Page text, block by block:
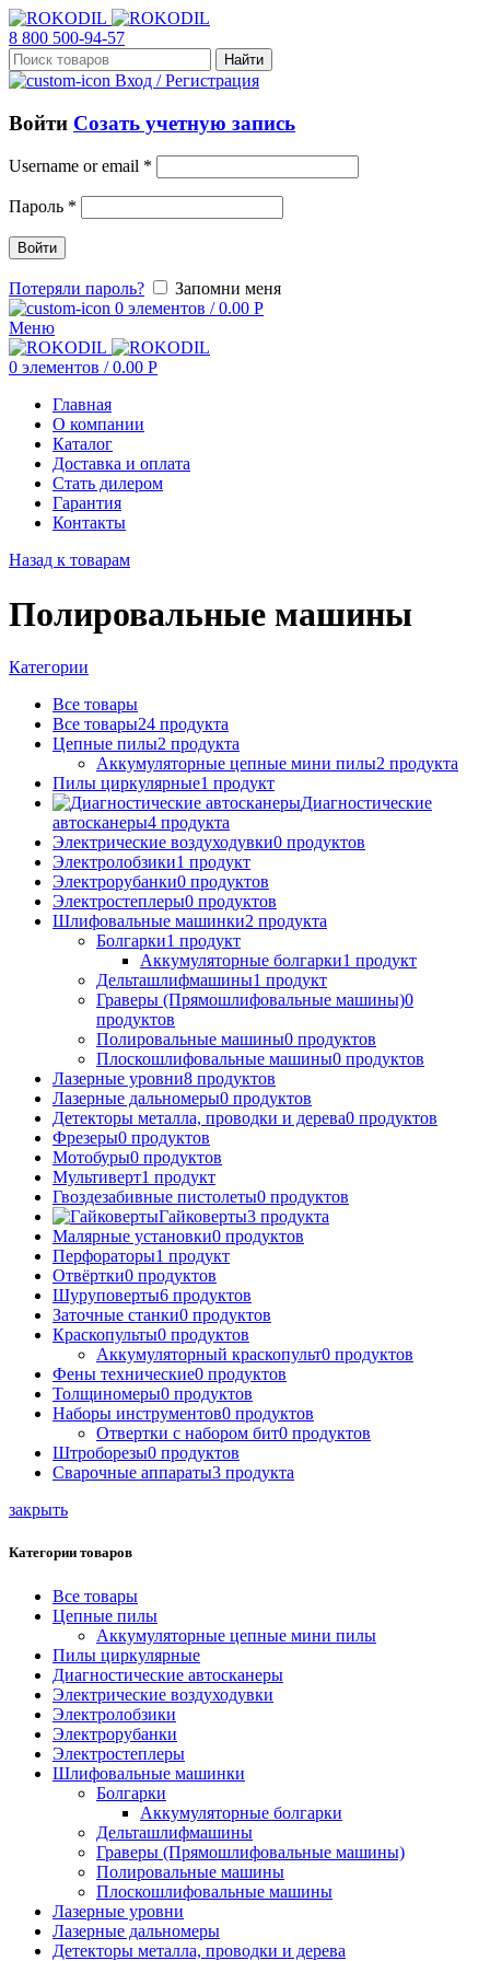
8 800 500-94-57
Найти
Вход / Регистрация
Войти Созать учетную запись
Username or email *
Пароль *
Войти
Потеряли пароль?
Запомни меня
0 элементов / 0.00 Р
Меню
0 элементов / 0.00 Р
Главная
О компании
Каталог
Доставка и оплата
Стать дилером
Гарантия
Контакты
Назад к товарам
Полировальные машины
Категории
Все товары
Все товары24 продукта
Цепные пилы2 продукта
Аккумуляторные цепные мини пилы2 продукта
Пилы циркулярные1 продукт
Диагностические
автосканеры4 продукта
Электрические воздуходувки0 продуктов
Электролобзики1 продукт
Электрорубанки0 продуктов
Электростеплеры0 продуктов
Шлифовальные машинки2 продукта
Болгарки1 продукт
Аккумуляторные болгарки1 продукт
Дельташлифмашины1 продукт
Граверы (Прямошлифовальные машины)0
продуктов
Полировальные машины0 продуктов
Плоскошлифовальные машины0 продуктов
Лазерные уровни8 продуктов
Лазерные дальномеры0 продуктов
Детекторы металла, проводки и дерева0 продуктов
Фрезеры0 продуктов
Мотобуры0 продуктов
Мультиверт1 продукт
Гвоздезабивные пистолеты0 продуктов
Гайковерты3 продукта
Малярные установки0 продуктов
Перфораторы1 продукт
Отвёртки0 продуктов
Шуруповерты6 продуктов
Заточные станки0 продуктов
Краскопульты0 продуктов
Аккумуляторный краскопульт0 продуктов
Фены технические0 продуктов
Толщиномеры0 продуктов
Наборы инструментов0 продуктов
Отвертки с набором бит0 продуктов
Штроборезы0 продуктов
Сварочные аппараты3 продукта
закрыть
Категории товаров
Все товары
Цепные пилы
Аккумуляторные цепные мини пилы
Пилы циркулярные
Диагностические автосканеры
Электрические воздуходувки
Электролобзики
Электрорубанки
Электростеплеры
Шлифовальные машинки
Болгарки
Аккумуляторные болгарки
Дельташлифмашины
Граверы (Прямошлифовальные машины)
Полировальные машины
Плоскошлифовальные машины
Лазерные уровни
Лазерные дальномеры
Детекторы металла, проводки и дерева